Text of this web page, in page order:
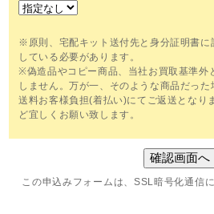
※原則、宅配キット送付先と身分証明書に
している必要があります。
※偽造品やコピー商品、当社お買取基準外
しません。万が一、そのような商品だっ
送料お客様負担(着払い)にてご返送となり
ど宜しくお願い致します。
この申込みフォームは、SSL暗号化通信